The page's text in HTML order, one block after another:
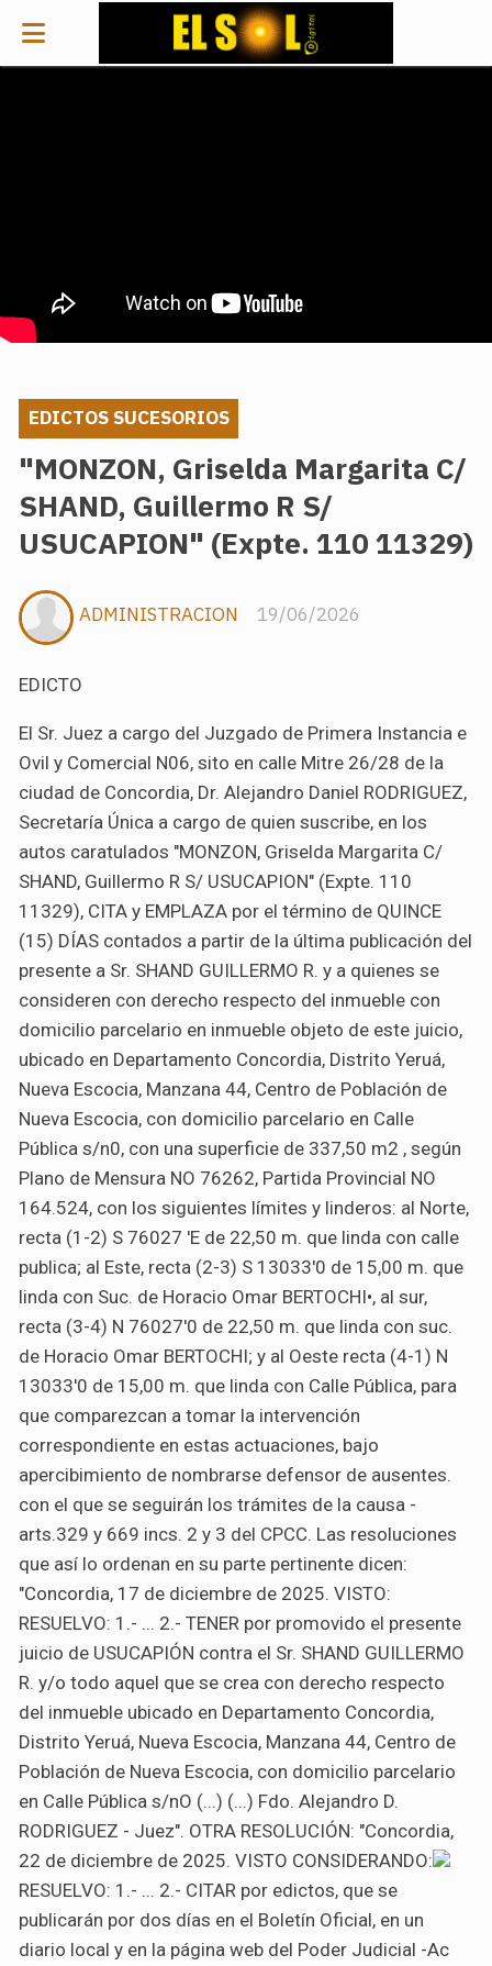
"MONZON, Griselda Margarita C/
SHAND, Guillermo R S/
USUCAPION" (Expte. 110 11329)
EDICTOS SUCESORIOS
19/06/2026
ADMINISTRACION
EDICTO
El Sr. Juez a cargo del Juzgado de Primera Instancia e
Ovil y Comercial N06, sito en calle Mitre 26/28 de la
ciudad de Concordia, Dr. Alejandro Daniel RODRIGUEZ,
Secretaría Única a cargo de quien suscribe, en los
autos caratulados "MONZON, Griselda Margarita C/
SHAND, Guillermo R S/ USUCAPION" (Expte. 11 0
11329), CITA y EMPLAZA por el término de QUINCE
(15) DÍAS contados a partir de la última publicación del
presente a Sr. SHAND GUILLERMO R. y a quienes se
consideren con derecho respecto del inmueble con
domicilio parcelario en inmueble objeto de este juicio,
ubicado en Departamento Concordia, Distrito Yeruá,
Nueva Escocia, Manzana 44, Centro de Población de
Nueva Escocia, con domicilio parcelario en Calle
Pública s/n0, con una superficie de 337,50 m2 , según
Plano de Mensura NO 76262, Partida Provincial NO
164.524, con los siguientes límites y linderos: al Norte,
recta (1-2) S 76027 'E de 22,50 m. que linda con calle
publica; al Este, recta (2-3) S 13033'0 de 15,00 m. que
linda con Suc. de Horacio Omar BERTOCHI•, al sur,
recta (3-4) N 76027'0 de 22,50 m. que linda con suc.
de Horacio Omar BERTOCHI; y al Oeste recta (4-1) N
13033'0 de 15,00 m. que linda con Calle Pública, para
que comparezcan a tomar la intervención
correspondiente en estas actuaciones, bajo
apercibimiento de nombrarse defensor de ausentes.
con el que se seguirán los trámites de la causa -
arts.329 y 669 incs. 2 y 3 del CPCC. Las resoluciones
que así lo ordenan en su parte pertinente dicen:
"Concordia, 17 de diciembre de 2025. VISTO:
RESUELVO: 1.- ... 2.- TENER por promovido el presente
juicio de USUCAPIÓN contra el Sr. SHAND GUILLERMO
R. y/o todo aquel que se crea con derecho respecto
del inmueble ubicado en Departamento Concordia,
Distrito Yeruá, Nueva Escocia, Manzana 44, Centro de
Población de Nueva Escocia, con domicilio parcelario
en Calle Pública s/nO (...) (...) Fdo. Alejandro D.
RODRIGUEZ - Juez". OTRA RESOLUCIÓN: "Concordia,
22 de diciembre de 2025. VISTO CONSIDERANDO:
RESUELVO: 1.- ... 2.- CITAR por edictos, que se
publicarán por dos días en el Boletín Oficial, en un
diario local y en la página web del Poder Judicial -Ac